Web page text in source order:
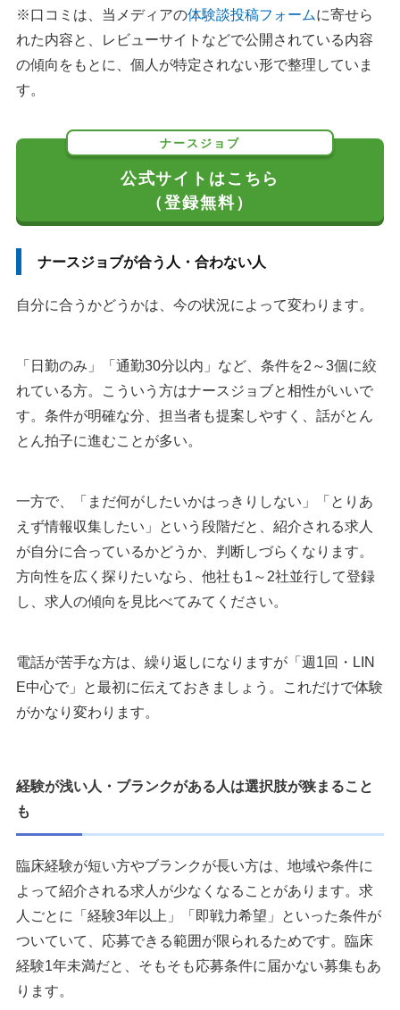
※口コミは、当メディアの体験談投稿フォームに寄せら
れた内容と、レビューサイトなどで公開されている内容
の傾向をもとに、個人が特定されない形で整理していま
す。
ナースジョブ
公式サイトはこちら
（登録無料）
ナースジョブが合う人・合わない人
自分に合うかどうかは、今の状況によって変わります。
「日勤のみ」「通勤30分以内」など、条件を2～3個に絞
れている方。こういう方はナースジョブと相性がいいで
す。条件が明確な分、担当者も提案しやすく、話がとん
とん拍子に進むことが多い。
一方で、「まだ何がしたいかはっきりしない」「とりあ
えず情報収集したい」という段階だと、紹介される求人
が自分に合っているかどうか、判断しづらくなります。
方向性を広く探りたいなら、他社も1～2社並行して登録
し、求人の傾向を見比べてみてください。
電話が苦手な方は、繰り返しになりますが「週1回・LIN
E中心で」と最初に伝えておきましょう。これだけで体験
がかなり変わります。
経験が浅い人・ブランクがある人は選択肢が狭まること
も
臨床経験が短い方やブランクが長い方は、地域や条件に
よって紹介される求人が少なくなることがあります。求
人ごとに「経験3年以上」「即戦力希望」といった条件が
ついていて、応募できる範囲が限られるためです。臨床
経験1年未満だと、そもそも応募条件に届かない募集もあ
ります。